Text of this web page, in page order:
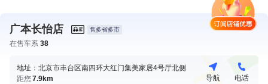
广本长怡店 售多省多市
在售车系 38
地址：北京市丰台区南四环大红门集美家居4号厅北侧
距您7.9km 导航 电话